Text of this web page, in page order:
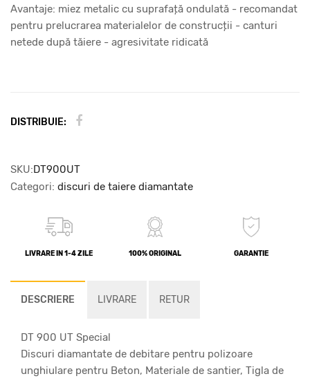
Avantaje: miez metalic cu suprafață ondulată - recomandat
pentru prelucrarea materialelor de construcții - canturi
netede după tăiere - agresivitate ridicată
DISTRIBUIE:
SKU:DT900UT
Categori: discuri de taiere diamantate
LIVRARE IN 1-4 ZILE 100% ORIGINAL GARANTIE
DESCRIERE LIVRARE RETUR
DT 900 UT Special
Discuri diamantate de debitare pentru polizoare
unghiulare pentru Beton, Materiale de santier, Tigla de